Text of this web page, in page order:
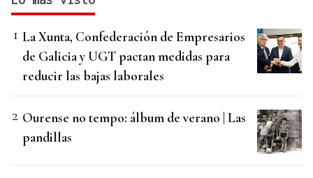
La Xunta, Confederación de Empresarios
de Galicia y UGT pactan medidas para
reducir las bajas laborales
Ourense no tempo: álbum de verano | Las
pandillas